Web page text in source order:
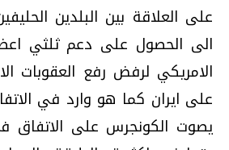
على العلاقة بين البلدين
الى الحصول على دعم ثلثي
الامريكي لرفض رفع العقوبات
على ايران كما هو وارد في
يصوت الكونجرس على الاتفاق